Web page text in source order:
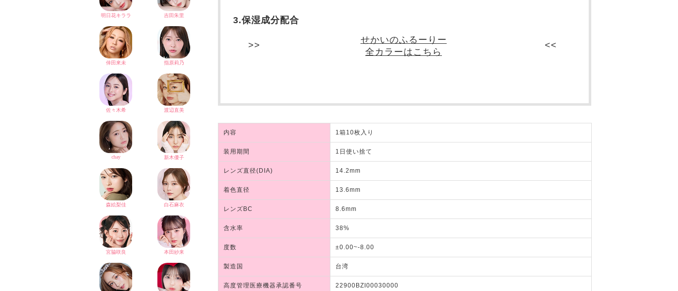
3.保湿成分配合
せかいのふるーりー
全カラーはこちら
内容 1箱10枚入り
装用期間 1日使い捨て
レンズ直径(DIA) 14.2mm
着色直径 13.6mm
レンズBC 8.6mm
含水率 38%
度数 ±0.00~-8.00
製造国 台湾
高度管理医療機器承認番号 22900BZI00030000